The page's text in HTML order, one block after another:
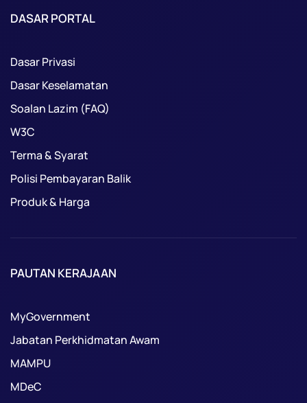
DASAR PORTAL
Dasar Privasi
Dasar Keselamatan
Soalan Lazim (FAQ)
W3C
Terma & Syarat
Polisi Pembayaran Balik
Produk & Harga
PAUTAN KERAJAAN
MyGovernment
Jabatan Perkhidmatan Awam
MAMPU
MDeC